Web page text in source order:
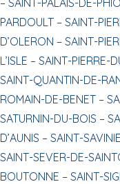
PARDOULT – SAINT-
D’OLERON – SAINT-
L’ISLE – SAINT-PIERRE-
SAINT-QUANTIN-DE-
ROMAIN-DE-BENET –
SATURNIN-DU-BOIS –
D’AUNIS – SAINT-
SAINT-SEVER-DE-
BOUTONNE – SAINT-